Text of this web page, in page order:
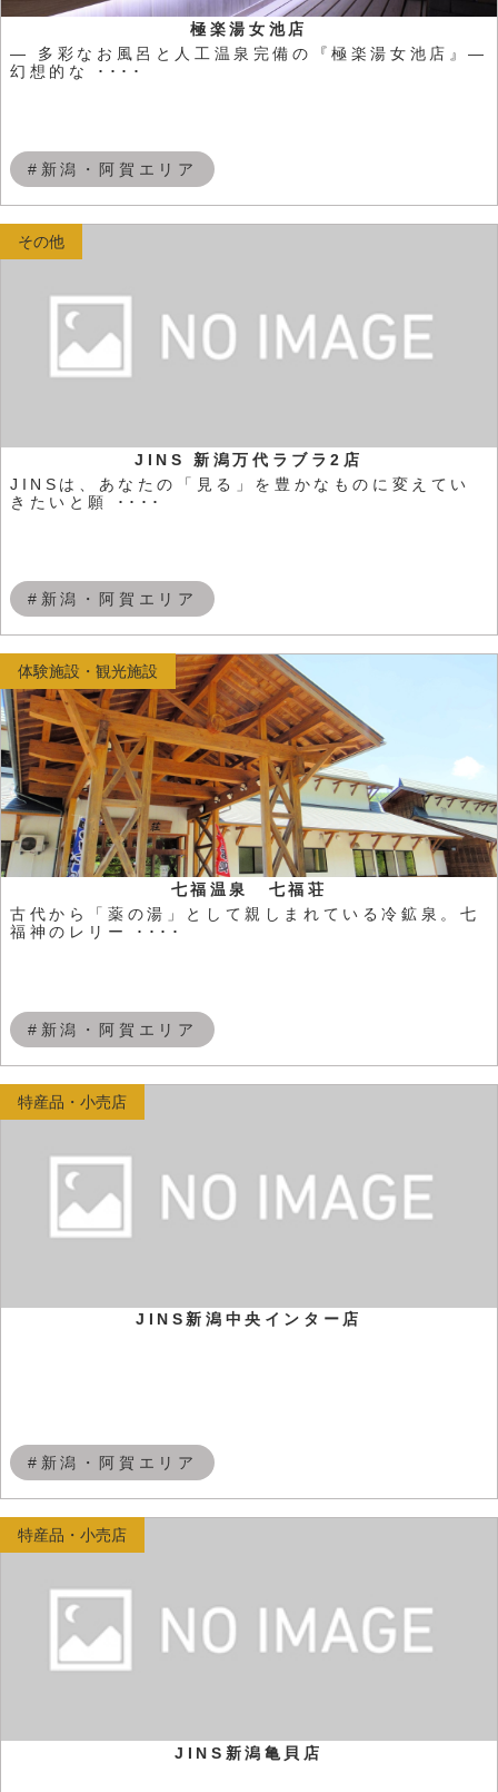
極楽湯女池店
― 多彩なお風呂と人工温泉完備の『極楽湯女池店』―
幻想的な ････
#新潟・阿賀エリア
JINS 新潟万代ラブラ2店
JINSは、あなたの「見る」を豊かなものに変えてい
きたいと願 ････
#新潟・阿賀エリア
その他
七福温泉 七福荘
古代から「薬の湯」として親しまれている冷鉱泉。七
福神のレリー ････
#新潟・阿賀エリア
体験施設・観光施設
JINS新潟中央インター店
#新潟・阿賀エリア
特産品・小売店
JINS新潟亀貝店
特産品・小売店